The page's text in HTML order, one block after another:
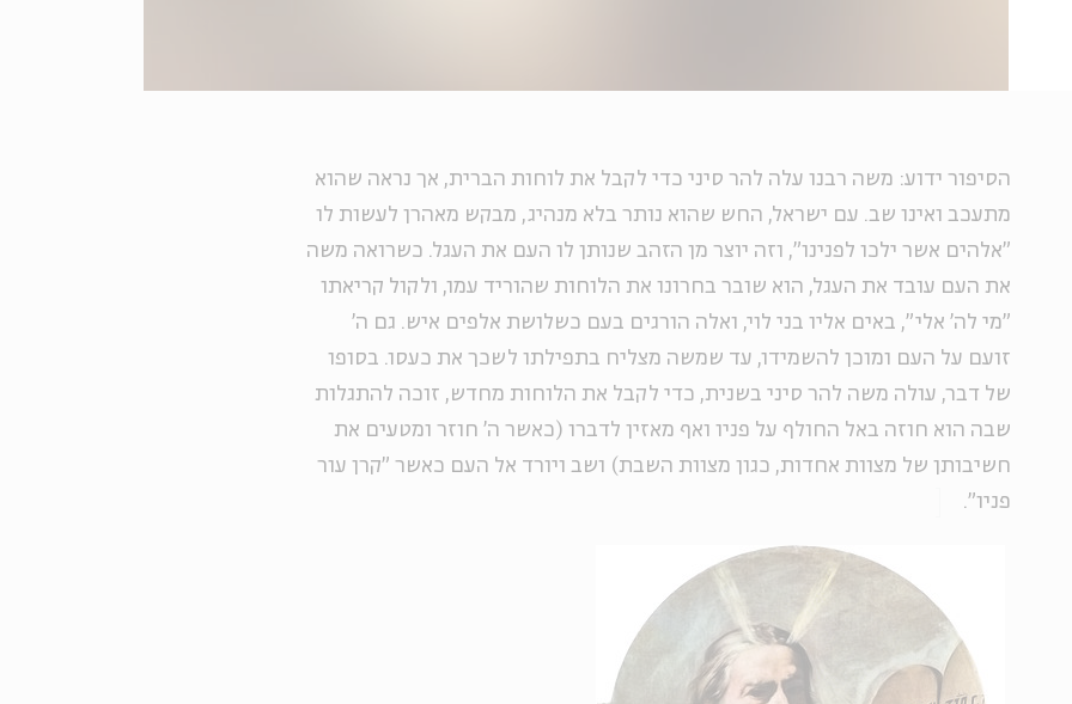
הסיפור ידוע: משה רבנו עלה להר סיני כדי לקבל את לוחות הברית, אך נראה שהוא
מתעכב ואינו שב. עם ישראל, החש שהוא נותר בלא מנהיג, מבקש מאהרן לעשות לו
"אלהים אשר ילכו לפנינו", וזה יוצר מן הזהב שנותן לו העם את העגל. כשרואה משה
את העם עובד את העגל, הוא שובר בחרונו את הלוחות שהוריד עמו, ולקול קריאתו
"מי לה' אלי", באים אליו בני לוי, ואלה הורגים בעם כשלושת אלפים איש. גם ה'
זועם על העם ומוכן להשמידו, עד שמשה מצליח בתפילתו לשכך את כעסו. בסופו
של דבר, עולה משה להר סיני בשנית, כדי לקבל את הלוחות מחדש, זוכה להתגלות
שבה הוא חוזה באל החולף על פניו ואף מאזין לדברו (כאשר ה' חוזר ומטעים את
חשיבותן של מצוות אחדות, כגון מצוות השבת) ושב ויורד אל העם כאשר "קרן עור
פניו".